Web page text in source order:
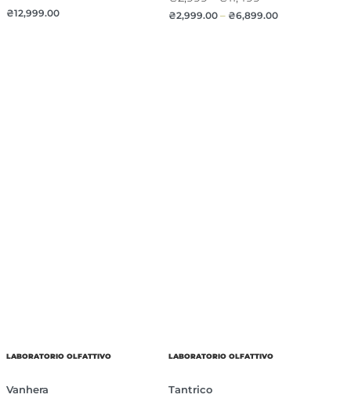
₴12,999.00 ₴2,999.00 – ₴6,899.00
LABORATORIO OLFATTIVO
Vanhera
LABORATORIO OLFATTIVO
Tantrico